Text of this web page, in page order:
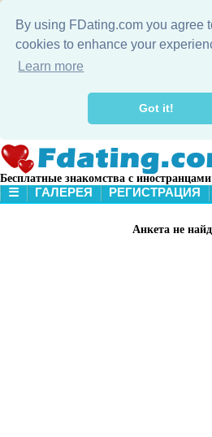
By using FDating.com you agree
cookies to enhance your
Learn more
Got it!
Бесплатные знакомства с иностранцами
☰
ГАЛЕРЕЯ РЕГИСТРАЦИЯ
Анкета не